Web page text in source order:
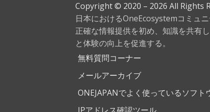
Copyright © 2020 – 2026 All Rights
日本におけるOneEcosystemコミュ
正確な情報提供を初め、知識を共有
と体験の向上を促進する。
無料質問コーナー
メールアーカイブ
ONEJAPANでよく使っているソフト